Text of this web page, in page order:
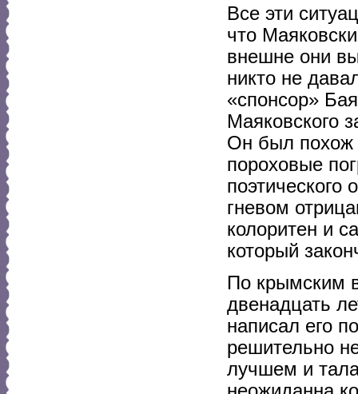
Все эти
что
внешне они
никто не
«спонсор»
Маяковского
Он был похож
пороховые
поэтического
гневом
колоритен и
который
По крымским
двенадцать
написал его
решительно
лучшем и